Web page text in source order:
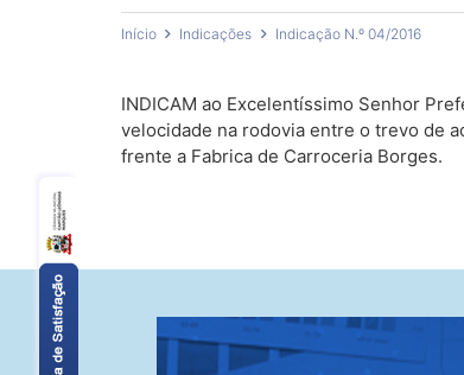
Início Indicações Indicação N.º 04/2016
INDICAM ao Excelentíssimo Senhor
velocidade na rodovia entre o trevo de
frente a Fabrica de Carroceria Borges.